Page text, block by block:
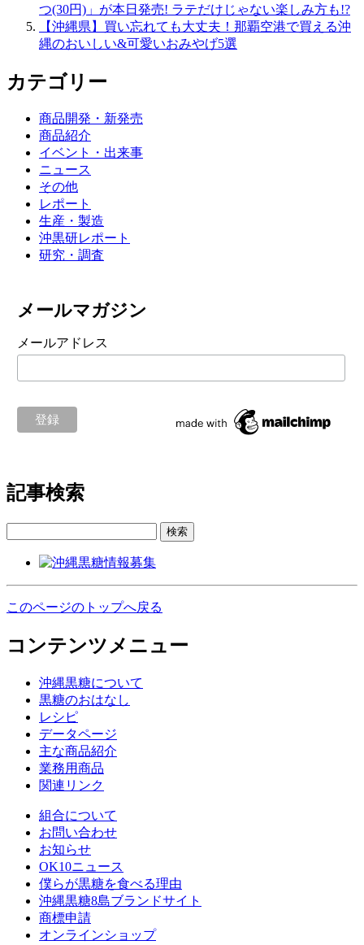
つ(30円)」が本日発売! ラテだけじゃない楽しみ方も!?
【沖縄県】買い忘れても大丈夫！那覇空港で買える沖
縄のおいしい&可愛いおみやげ5選
カテゴリー
商品開発・新発売
商品紹介
イベント・出来事
ニュース
その他
レポート
生産・製造
沖黒研レポート
研究・調査
メールマガジン
メールアドレス
記事検索
検索
このページのトップへ戻る
コンテンツメニュー
沖縄黒糖について
黒糖のおはなし
レシピ
データページ
主な商品紹介
業務用商品
関連リンク
組合について
お問い合わせ
お知らせ
OK10ニュース
僕らが黒糖を食べる理由
沖縄黒糖8島ブランドサイト
商標申請
オンラインショップ